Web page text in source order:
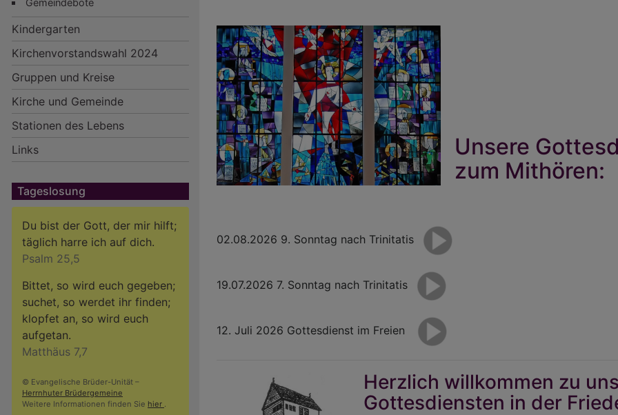
Hauptnavigation
Kindergarten
Kirchenvorstandswahl 2024
Gruppen und Kreise
Kirche und Gemeinde
Stationen des Lebens
Links
Tageslosung
Du bist der Gott, der mir hilft;
täglich harre ich auf dich.
Psalm 25,5
Bittet, so wird euch gegeben;
suchet, so werdet ihr finden;
klopfet an, so wird euch
aufgetan.
Matthäus 7,7
© Evangelische Brüder-Unität –
Herrnhuter Brüdergemeine
Weitere Informationen finden Sie hier .
Unsere
zum Mithören:
02.08.2026 9. Sonntag nach Trinitatis
19.07.2026 7. Sonntag nach Trinitatis
12. Juli 2026 Gottesdienst im Freien
Herzlich willkommen zu
Gottesdiensten in der